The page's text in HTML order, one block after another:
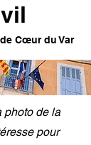
Cœur du Var
photo de la
pour